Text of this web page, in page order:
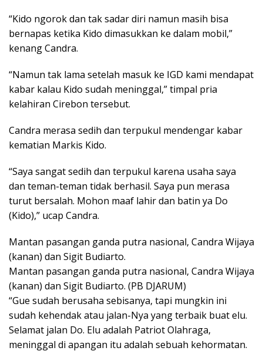
“Kido ngorok dan tak sadar diri namun masih bisa
bernapas ketika Kido dimasukkan ke dalam mobil,”
kenang Candra.
“Namun tak lama setelah masuk ke IGD kami mendapat
kabar kalau Kido sudah meninggal,” timpal pria
kelahiran Cirebon tersebut.
Candra merasa sedih dan terpukul mendengar kabar
kematian Markis Kido.
“Saya sangat sedih dan terpukul karena usaha saya
dan teman-teman tidak berhasil. Saya pun merasa
turut bersalah. Mohon maaf lahir dan batin ya Do
(Kido),” ucap Candra.
Mantan pasangan ganda putra nasional, Candra Wijaya
(kanan) dan Sigit Budiarto.
Mantan pasangan ganda putra nasional, Candra Wijaya
(kanan) dan Sigit Budiarto. (PB DJARUM)
“Gue sudah berusaha sebisanya, tapi mungkin ini
sudah kehendak atau jalan-Nya yang terbaik buat elu.
Selamat jalan Do. Elu adalah Patriot Olahraga,
meninggal di apangan itu adalah sebuah kehormatan.